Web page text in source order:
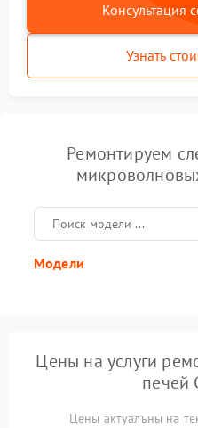
Консультация
Узнать
Ремонтируем
Модели
Цены на услуги
печей
Цены актуальны на